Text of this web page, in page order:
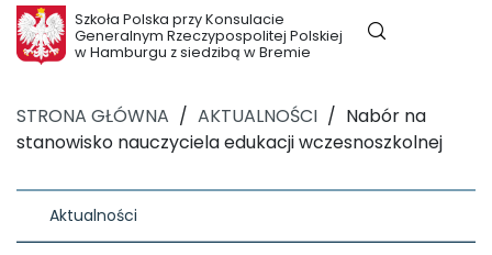
Szkoła Polska przy Konsulacie
Generalnym Rzeczypospolitej Polskiej
w Hamburgu z siedzibą w Bremie
STRONA GŁÓWNA / AKTUALNOŚCI / Nabór na
stanowisko nauczyciela edukacji wczesnoszkolnej
Aktualności